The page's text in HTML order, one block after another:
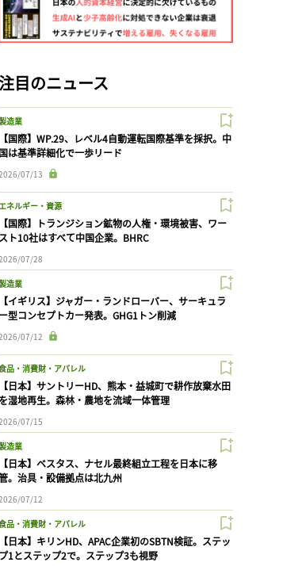
目のニュース
造業
【国際】WP.29、レベル4自動運転国際基準を採択。中
国は基準詳細化で一歩リード
07/13
ネルギー・資源
【国際】トランジション鉱物の人権・環境被害、ワー
スト10社はすべて中国企業。BHRC
07/28
造業
【イギリス】ジャガー・ランドローバー、サーキュラ
ー型コンセプトカー発表。GHG1トン削減
07/12
品・消費財・アパレル
【日本】サントリーHD、熊本・益城町で耕作放棄水田
を湿地再生。森林・農地を流域一体管理
07/15
造業
【日本】ベスタス、ナセル最終組立工程を日本に移
。治具・設備拠点は北九州
07/12
品・消費財・アパレル
【日本】キリンHD、APAC企業初のSBTN検証。ステッ
プ1とステップ2で。ステップ3も視野